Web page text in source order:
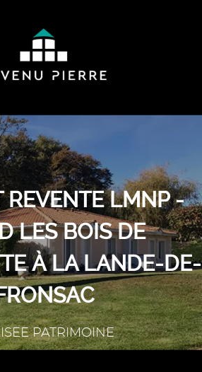
REVENTE LMNP -
LES BOIS DE
À LA LANDE-DE-
PATRIMOINE